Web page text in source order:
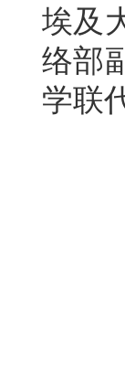
埃及
络部
学联